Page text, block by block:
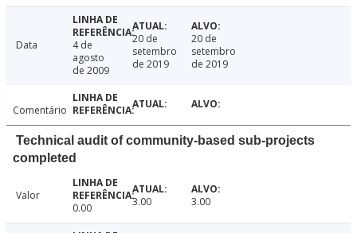
Data
4 de
agosto
de 2009
20 de
setembro
de 2019
20 de
setembro
de 2019
Comentário
Technical audit of community-based sub-projects
completed
Valor
0.00
3.00 3.00